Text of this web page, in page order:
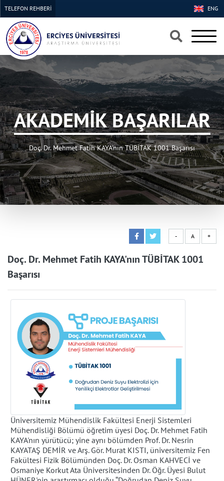
×
×
ENG
TELEFON REHBERİ
AKADEMİK BAŞARILAR
Doç. Dr. Mehmet Fatih KAYA'nın TÜBİTAK 1001 Başarısı
- A +
Doç. Dr. Mehmet Fatih KAYA'nın TÜBİTAK 1001
Başarısı
Üniversitemiz Mühendislik Fakültesi Enerji Sistemleri
Mühendisliği Bölümü öğretim üyesi Doç. Dr. Mehmet Fatih
KAYA'nın yürütücü; yine aynı bölümden Prof. Dr. Nesrin
KAYATAŞ DEMİR ve Arş. Gör. Murat KISTI, üniversitemiz Fen
Fakültesi Fizik Bölümünden Doç. Dr. Osman KAHVECİ ve
Osmaniye Korkut Ata Üniversitesinden Dr. Öğr. Üyesi Bulut